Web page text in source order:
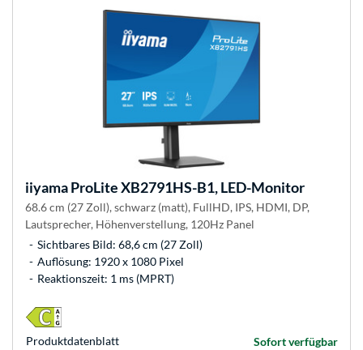
iiyamaProLite XB2791HS-B1, LED-Monitor
68.6 cm (27 Zoll), schwarz (matt), FullHD, IPS, HDMI, DP,
Lautsprecher, Höhenverstellung, 120Hz Panel
Sichtbares Bild: 68,6 cm (27 Zoll)
Auflösung: 1920 x 1080 Pixel
Reaktionszeit: 1 ms (MPRT)
Sofort verfügbar
Produkt­datenblatt